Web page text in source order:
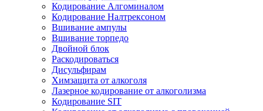
Кодирование Алгоминалом
Кодирование Налтрексоном
Вшивание ампулы
Вшивание торпедо
Двойной блок
Раскодироваться
Дисульфирам
Химзащита от алкоголя
Лазерное кодирование от алкоголизма
Кодирование SIT